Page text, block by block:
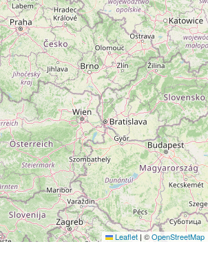
Leaflet | ©OpenStreetMap